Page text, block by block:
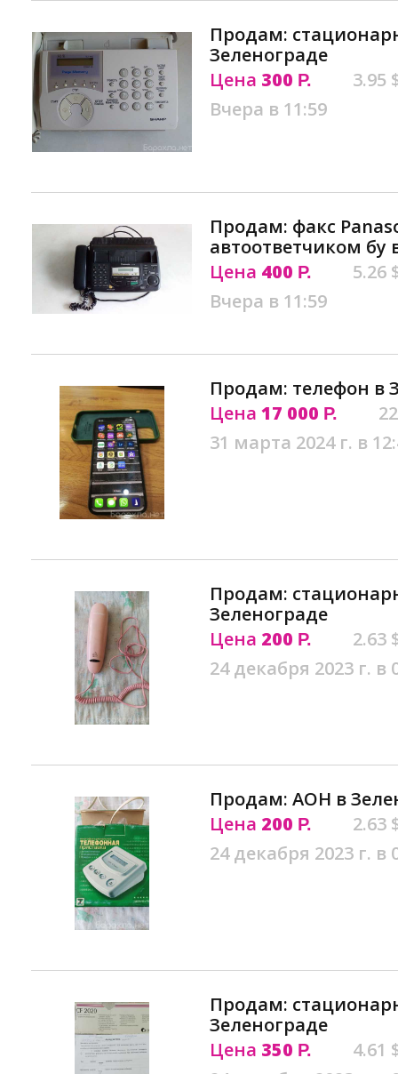
Продам:
Зеленограде
Цена 300 Р.
3.95
Вчера в 11:59
Продам: факс
автоответчиком бу
Цена 400 Р.
5.26
Вчера в 11:59
Продам: телефон в
Цена 17 000 Р.
31 марта 2024 г. в
Продам:
Зеленограде
Цена 200 Р.
2.63
24 декабря 2023 г. в
Продам: АОН в
Цена 200 Р.
2.63
24 декабря 2023 г. в
Продам:
Зеленограде
Цена 350 Р.
4.61